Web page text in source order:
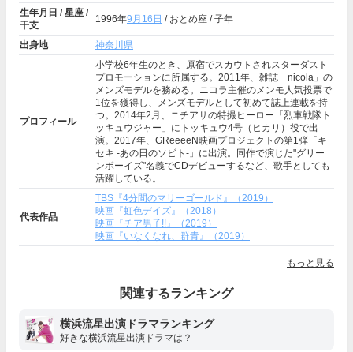
生年月日 / 星座 /
干支
1996年9月16日 / おとめ座 / 子年
出身地 神奈川県
プロフィール
小学校6年生のとき、原宿でスカウトされスターダスト
プロモーションに所属する。2011年、雑誌「nicola」の
メンズモデルを務める。ニコラ主催のメンモ人気投票で
1位を獲得し、メンズモデルとして初めて誌上連載を持
つ。2014年2月、ニチアサの特撮ヒーロー「烈車戦隊ト
ッキュウジャー」にトッキュウ4号（ヒカリ）役で出
演。2017年、GReeeeN映画プロジェクトの第1弾「キ
セキ -あの日のソビト-」に出演。同作で演じた"グリー
ンボーイズ"名義でCDデビューするなど、歌手としても
活躍している。
代表作品
TBS『4分間のマリーゴールド』（2019）
映画『虹色デイズ』（2018）
映画『チア男子!!』（2019）
映画『いなくなれ、群青』（2019）
もっと見る
関連するランキング
横浜流星出演ドラマランキング
好きな横浜流星出演ドラマは？